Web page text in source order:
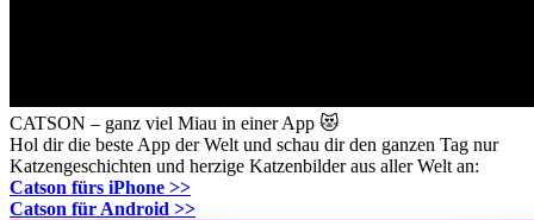
CATSON – ganz viel Miau in einer App 😻
Hol dir die beste App der Welt und schau dir den ganzen Tag nur
Katzengeschichten und herzige Katzenbilder aus aller Welt an:
Catson fürs iPhone >>
Catson für Android >>